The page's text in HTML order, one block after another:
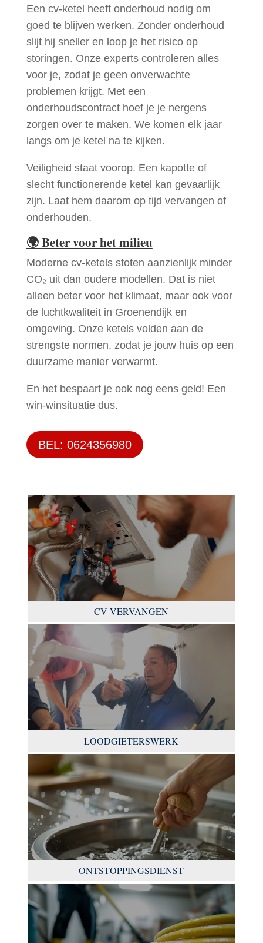
Een cv-ketel heeft onderhoud nodig om
goed te blijven werken. Zonder onderhoud
slijt hij sneller en loop je het risico op
storingen. Onze experts controleren alles
voor je, zodat je geen onverwachte
problemen krijgt. Met een
onderhoudscontract hoef je je nergens
zorgen over te maken. We komen elk jaar
langs om je ketel na te kijken.
Veiligheid staat voorop. Een kapotte of
slecht functionerende ketel kan gevaarlijk
zijn. Laat hem daarom op tijd vervangen of
onderhouden.
🌍Beter voor het milieu
Moderne cv-ketels stoten aanzienlijk minder
CO₂ uit dan oudere modellen. Dat is niet
alleen beter voor het klimaat, maar ook voor
de luchtkwaliteit in Groenendijk en
omgeving. Onze ketels volden aan de
strengste normen, zodat je jouw huis op een
duurzame manier verwarmt.
En het bespaart je ook nog eens geld! Een
win-winsituatie dus.
BEL: 0624356980
CV VERVANGEN
LOODGIETERSWERK
ONTSTOPPINGSDIENST